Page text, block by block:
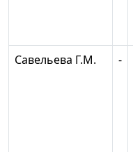
Савельева Г.М.
-